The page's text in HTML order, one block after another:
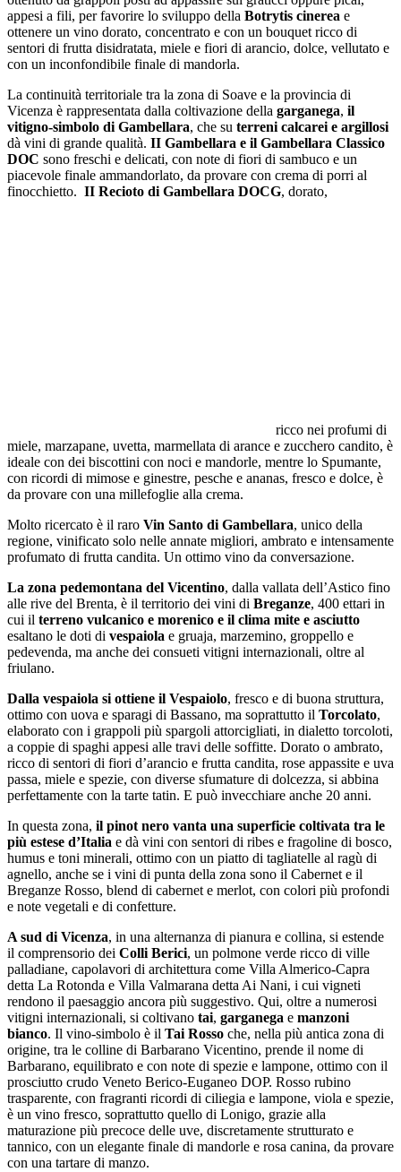
appesi a fili, per favorire lo sviluppo della Botrytis cinerea e
ottenere un vino dorato, concentrato e con un bouquet ricco di
sentori di frutta disidratata, miele e fiori di arancio, dolce, vellutato e
con un inconfondibile finale di mandorla.
La continuità territoriale tra la zona di Soave e la provincia di
Vicenza è rappresentata dalla coltivazione della garganega, il
vitigno-simbolo di Gambellara, che su terreni calcarei e argillosi
dà vini di grande qualità. II Gambellara e il Gambellara Classico
DOC sono freschi e delicati, con note di fiori di sambuco e un
piacevole finale ammandorlato, da provare con crema di porri al
finocchietto. II Recioto di Gambellara DOCG, dorato,
ricco nei profumi di
miele, marzapane, uvetta, marmellata di arance e zucchero candito, è
ideale con dei biscottini con noci e mandorle, mentre lo Spumante,
con ricordi di mimose e ginestre, pesche e ananas, fresco e dolce, è
da provare con una millefoglie alla crema.
Molto ricercato è il raro Vin Santo di Gambellara, unico della
regione, vinificato solo nelle annate migliori, ambrato e intensamente
profumato di frutta candita. Un ottimo vino da conversazione.
La zona pedemontana del Vicentino, dalla vallata dell’Astico fino
alle rive del Brenta, è il territorio dei vini di Breganze, 400 ettari in
cui il terreno vulcanico e morenico e il clima mite e asciutto
esaltano le doti di vespaiola e gruaja, marzemino, groppello e
pedevenda, ma anche dei consueti vitigni internazionali, oltre al
friulano.
Dalla vespaiola si ottiene il Vespaiolo, fresco e di buona struttura,
ottimo con uova e sparagi di Bassano, ma soprattutto il Torcolato,
elaborato con i grappoli più spargoli attorcigliati, in dialetto torcoloti,
a coppie di spaghi appesi alle travi delle soffitte. Dorato o ambrato,
ricco di sentori di fiori d’arancio e frutta candita, rose appassite e uva
passa, miele e spezie, con diverse sfumature di dolcezza, si abbina
perfettamente con la tarte tatin. E può invecchiare anche 20 anni.
In questa zona, il pinot nero vanta una superficie coltivata tra le
più estese d’Italia e dà vini con sentori di ribes e fragoline di bosco,
humus e toni minerali, ottimo con un piatto di tagliatelle al ragù di
agnello, anche se i vini di punta della zona sono il Cabernet e il
Breganze Rosso, blend di cabernet e merlot, con colori più profondi
e note vegetali e di confetture.
A sud di Vicenza, in una alternanza di pianura e collina, si estende
il comprensorio dei Colli Berici, un polmone verde ricco di ville
palladiane, capolavori di architettura come Villa Almerico-Capra
detta La Rotonda e Villa Valmarana detta Ai Nani, i cui vigneti
rendono il paesaggio ancora più suggestivo. Qui, oltre a numerosi
vitigni internazionali, si coltivano tai, garganega e manzoni
bianco. Il vino-simbolo è il Tai Rosso che, nella più antica zona di
origine, tra le colline di Barbarano Vicentino, prende il nome di
Barbarano, equilibrato e con note di spezie e lampone, ottimo con il
prosciutto crudo Veneto Berico-Euganeo DOP. Rosso rubino
trasparente, con fragranti ricordi di ciliegia e lampone, viola e spezie,
è un vino fresco, soprattutto quello di Lonigo, grazie alla
maturazione più precoce delle uve, discretamente strutturato e
tannico, con un elegante finale di mandorle e rosa canina, da provare
con una tartare di manzo.